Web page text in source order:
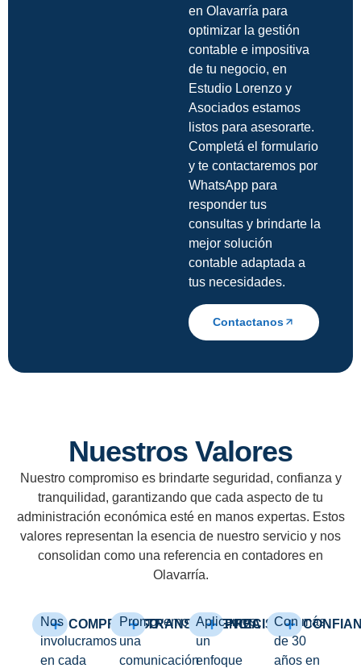
en Olavarría para
optimizar la gestión
contable e impositiva
de tu negocio, en
Estudio Lorenzo y
Asociados estamos
listos para asesorarte.
Completá el formulario
y te contactaremos por
WhatsApp para
responder tus
consultas y brindarte la
mejor solución
contable adaptada a
tus necesidades.
Contactanos
Nuestros Valores
Nuestro compromiso es brindarte seguridad, confianza y
tranquilidad, garantizando que cada aspecto de tu
administración económica esté en manos expertas. Estos
valores representan la esencia de nuestro servicio y nos
consolidan como una referencia en contadores en
Olavarría.
COMPROMISO
Nos
involucramos
en cada
TRANSPARENCIA
Promovemos
una
comunicación
PRECISIÓN
Aplicamos
un
enfoque
Con más
de 30
años en